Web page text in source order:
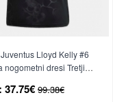
Lloyd Kelly #6
nogometni dresi Tretji
37.75€ 99.38€